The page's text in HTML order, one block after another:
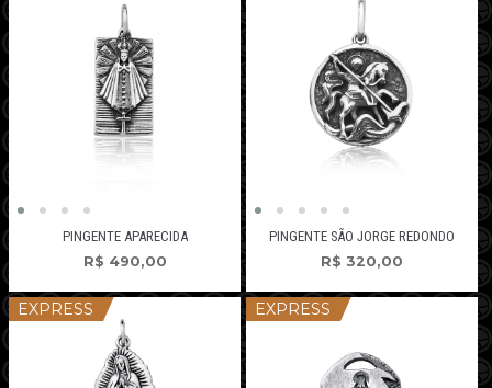
PINGENTE APARECIDA
R$ 490,00
PINGENTE SÃO JORGE REDONDO
R$ 320,00
EXPRESS EXPRESS